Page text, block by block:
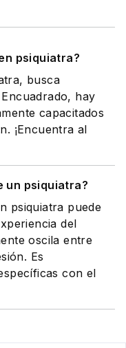
psiquiatra?
busca
hay
capacitados
¡Encuentra al
un psiquiatra?
psiquiatra puede
del
oscila entre
Es
con el